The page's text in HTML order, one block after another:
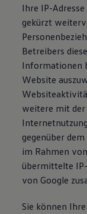
Ihre IP-
gekürzt
Betreibers
Informationen
Website
weitere mit der
gegenüber
im Rahmen
übermittelte
von Google
Sie können